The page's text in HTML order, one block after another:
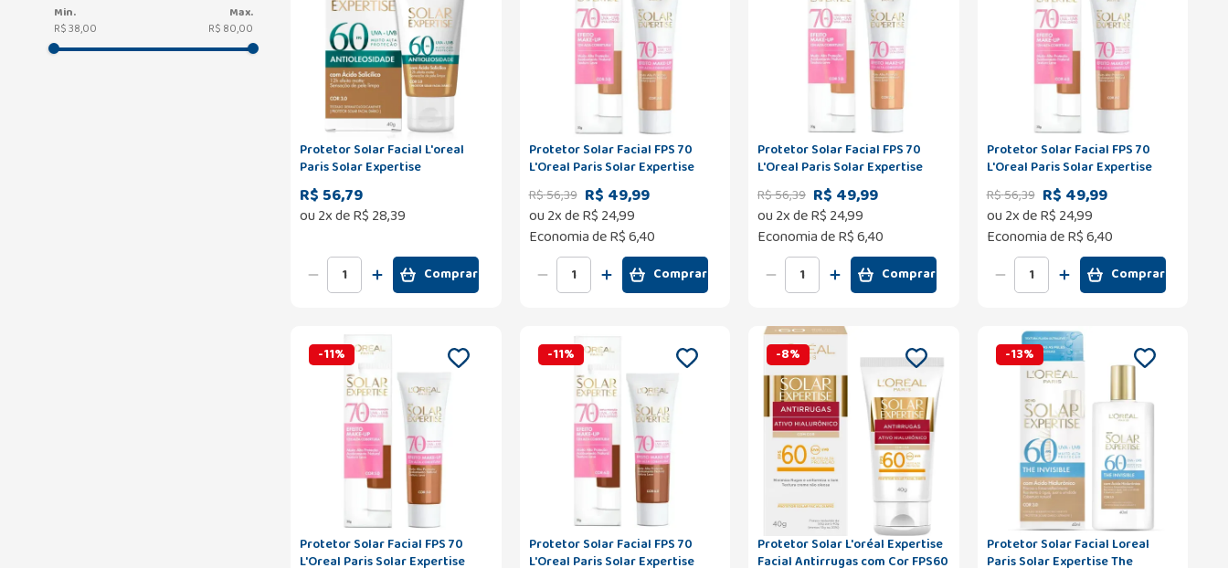
R$ 38,00 R$ 80,00
Protetor Solar Facial L'oreal
Paris Solar Expertise
Antioleosidade FPS60 Cor
Média 40g
R$ 56,79
ou 2x deR$ 28,39
Comprar
Protetor Solar Facial FPS 70
L'Oreal Paris Solar Expertise
Efeito Make Up Cor 3.0 30g
R$56,39 R$ 49,99
ou 2x deR$ 24,99
Economia deR$ 6,40
Comprar
Protetor Solar Facial FPS 70
L'Oreal Paris Solar Expertise
Efeito Make Up Cor 2.0 30g
R$56,39 R$ 49,99
ou 2x deR$ 24,99
Economia deR$ 6,40
Comprar
Protetor Solar Facial FPS 70
L'Oreal Paris Solar Expertise
Efeito Make Up Cor 4.0 30g
R$56,39 R$ 49,99
ou 2x deR$ 24,99
Economia deR$ 6,40
Comprar
-11%
Protetor Solar Facial FPS 70
L'Oreal Paris Solar Expertise
-11%
Protetor Solar Facial FPS 70
L'Oreal Paris Solar Expertise
-8%
Protetor Solar L'oréal Expertise
Facial Antirrugas com Cor FPS60
-13%
Protetor Solar Facial Loreal
Paris Solar Expertise The